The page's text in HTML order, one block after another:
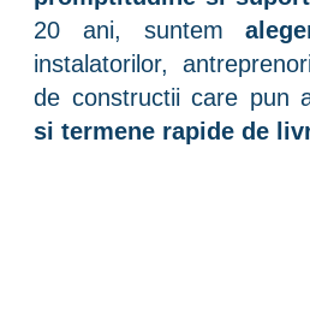
20 ani, suntem
instalatorilor,
de constructii care pun
si termene rapide de